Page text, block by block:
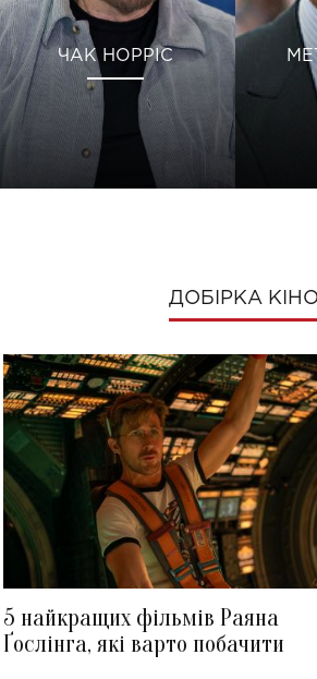
ЧАК НОРРІС
ДОБІРКА КІНО
5 найкращих фільмів Раяна
Ґослінга, які варто побачити